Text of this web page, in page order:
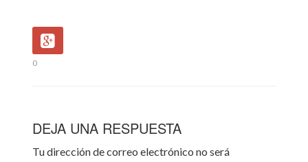
0
DEJA UNA RESPUESTA
Tu dirección de correo electrónico no será